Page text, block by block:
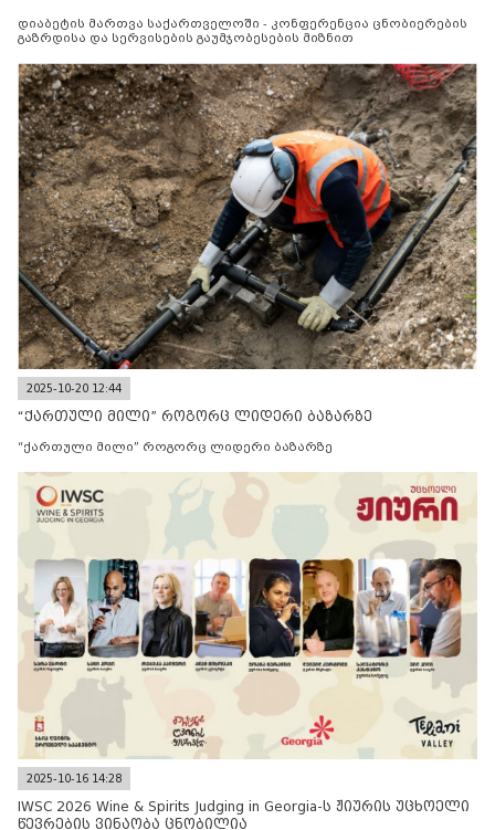
დიაბეტის მართვა საქართველოში - კონფერენცია ცნობიერების
გაზრდისა და სერვისების გაუმჯობესების მიზნით
2025-10-20 12:44
“ქართული მილი” როგორც ლიდერი ბაზარზე
“ქართული მილი” როგორც ლიდერი ბაზარზე
2025-10-16 14:28
IWSC 2026 Wine & Spirits Judging in Georgia-ს ჟიურის უცხოელი
წევრების ვინაობა ცნობილია